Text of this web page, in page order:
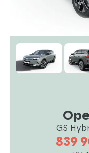
GS
839